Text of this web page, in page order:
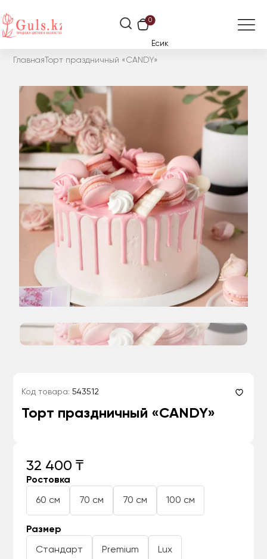
0
Есик
Главная Торт праздничный «CANDY»
Код товара: 543512
Торт праздничный «CANDY»
32 400 ₸
Ростовка
60 см 70 см 70 см 100 см
Размер
Стандарт Premium Lux